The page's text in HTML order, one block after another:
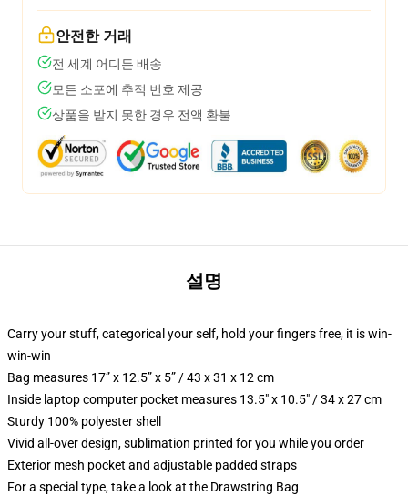
안전한 거래
전 세계 어디든 배송
모든 소포에 추적 번호 제공
상품을 받지 못한 경우 전액 환불
설명
Carry your stuff, categorical your self, hold your fingers free, it is win-
win-win
Bag measures 17” x 12.5” x 5” / 43 x 31 x 12 cm
Inside laptop computer pocket measures 13.5" x 10.5" / 34 x 27 cm
Sturdy 100% polyester shell
Vivid all-over design, sublimation printed for you while you order
Exterior mesh pocket and adjustable padded straps
For a special type, take a look at the Drawstring Bag